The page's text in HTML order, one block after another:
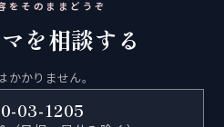
をそのままどうぞ
を相談する
かりません。
03-1205